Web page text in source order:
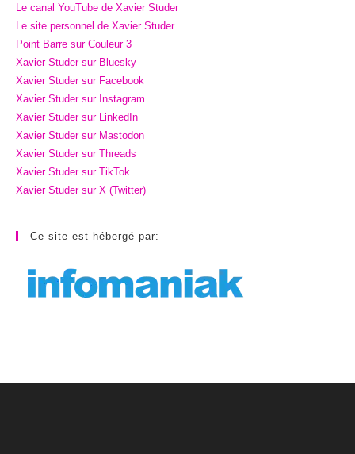
Le canal YouTube de Xavier Studer
Le site personnel de Xavier Studer
Point Barre sur Couleur 3
Xavier Studer sur Bluesky
Xavier Studer sur Facebook
Xavier Studer sur Instagram
Xavier Studer sur LinkedIn
Xavier Studer sur Mastodon
Xavier Studer sur Threads
Xavier Studer sur TikTok
Xavier Studer sur X (Twitter)
Ce site est hébergé par: